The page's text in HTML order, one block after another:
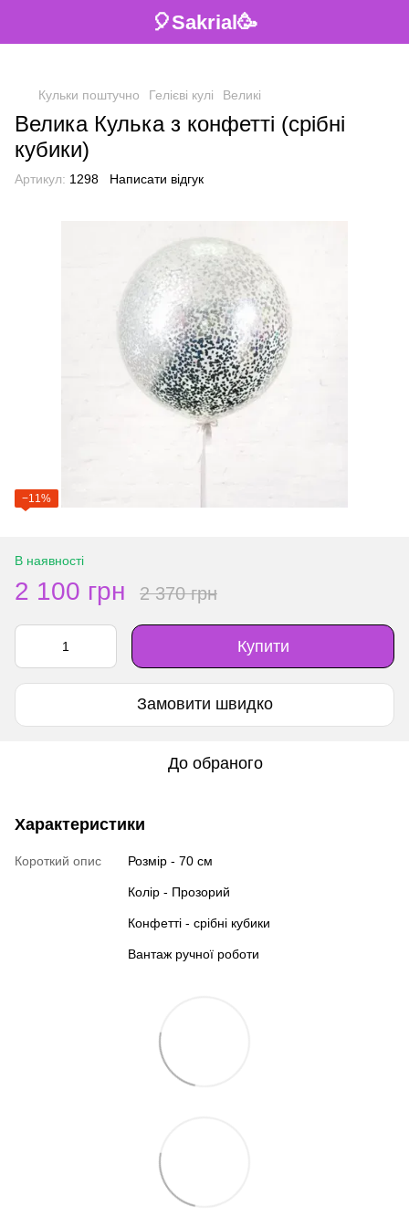
🎈Sakrial🥳
Кульки поштучно Гелієві кулі Великі
Велика Кулька з конфетті (срібні
кубики)
Артикул: 1298 Написати відгук
−11%
В наявності
2 100 грн 2 370 грн
Купити
Замовити швидко
До обраного
Характеристики
Короткий опис Розмір - 70 см
Колір - Прозорий
Конфетті - срібні кубики
Вантаж ручної роботи